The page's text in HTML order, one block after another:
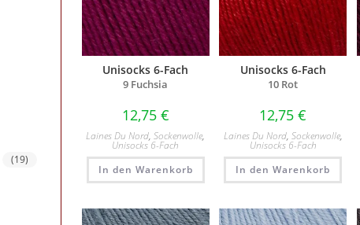
Unisocks 6-Fach
9 Fuchsia
12,75 €
Laines Du Nord,Sockenwolle,
Unisocks 6-Fach
In den Warenkorb
Unisocks 6-Fach
10 Rot​
12,75€
Laines Du Nord, Sockenwolle,
Unisocks 6-Fach
In den Warenkorb
(19)